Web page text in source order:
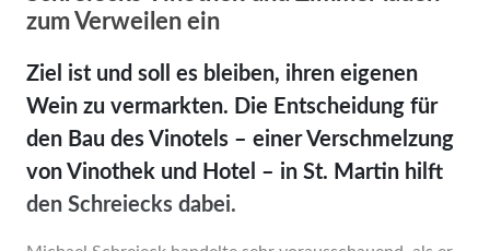
zum Verweilen ein
Ziel ist und soll es bleiben, ihren eigenen
Wein zu vermarkten. Die Entscheidung für
den Bau des Vinotels – einer Verschmelzung
von Vinothek und Hotel – in St. Martin hilft
den Schreiecks dabei.